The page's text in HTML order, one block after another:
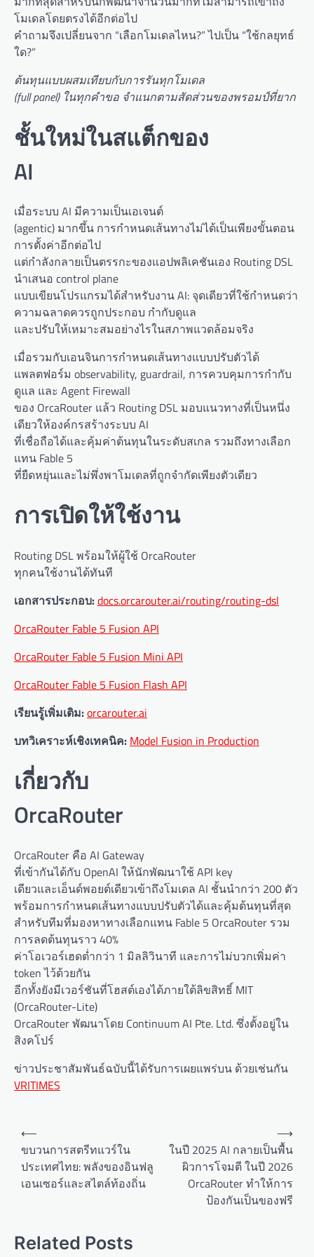
โมเดลโดยตรงได้อีกต่อไป
คำถามจึงเปลี่ยนจาก “เลือกโมเดลไหน?” ไปเป็น “ใช้กลยุทธ์
ใด?”
ต้นทุนแบบผสมเทียบกับการรันทุกโมเดล
(full panel) ในทุกคำขอ จำแนกตามสัดส่วนของพรอมป์ที่ยาก
ชั้นใหม่ในสแต็กของ
AI
เมื่อระบบ AI มีความเป็นเอเจนต์
(agentic) มากขึ้น การกำหนดเส้นทางไม่ได้เป็นเพียงขั้นตอน
การตั้งค่าอีกต่อไป
แต่กำลังกลายเป็นตรรกะของแอปพลิเคชันเอง Routing DSL
นำเสนอ control plane
แบบเขียนโปรแกรมได้สำหรับงาน AI: จุดเดียวที่ใช้กำหนดว่า
ความฉลาดควรถูกประกอบ กำกับดูแล
และปรับให้เหมาะสมอย่างไรในสภาพแวดล้อมจริง
เมื่อรวมกับเอนจินการกำหนดเส้นทางแบบปรับตัวได้
แพลตฟอร์ม observability, guardrail, การควบคุมการกำกับ
ดูแล และ Agent Firewall
ของ OrcaRouter แล้ว Routing DSL มอบแนวทางที่เป็นหนึ่ง
เดียวให้องค์กรสร้างระบบ AI
ที่เชื่อถือได้และคุ้มค่าต้นทุนในระดับสเกล รวมถึงทางเลือก
แทน Fable 5
ที่ยืดหยุ่นและไม่พึ่งพาโมเดลที่ถูกจำกัดเพียงตัวเดียว
การเปิดให้ใช้งาน
Routing DSL พร้อมให้ผู้ใช้ OrcaRouter
ทุกคนใช้งานได้ทันที
เอกสารประกอบ:docs.orcarouter.ai/routing/routing-dsl
OrcaRouter Fable 5 Fusion API
OrcaRouter Fable 5 Fusion Mini API
OrcaRouter Fable 5 Fusion Flash API
เรียนรู้เพิ่มเติม:orcarouter.ai
บทวิเคราะห์เชิงเทคนิค: Model Fusion in Production
เกี่ยวกับ
OrcaRouter
OrcaRouter คือ AI Gateway
ที่เข้ากันได้กับ OpenAI ให้นักพัฒนาใช้ API key
เดียวและเอ็นด์พอยต์เดียวเข้าถึงโมเดล AI ชั้นนำกว่า 200 ตัว
พร้อมการกำหนดเส้นทางแบบปรับตัวได้และคุ้มต้นทุนที่สุด
สำหรับทีมที่มองหาทางเลือกแทน Fable 5 OrcaRouter รวม
การลดต้นทุนราว 40%
ค่าโอเวอร์เฮดต่ำกว่า 1 มิลลิวินาที และการไม่บวกเพิ่มค่า
token ไว้ด้วยกัน
อีกทั้งยังมีเวอร์ชันที่โฮสต์เองได้ภายใต้ลิขสิทธิ์ MIT
(OrcaRouter-Lite)
OrcaRouter พัฒนาโดย Continuum AI Pte. Ltd. ซึ่งตั้งอยู่ใน
สิงคโปร์
ข่าวประชาสัมพันธ์ฉบับนี้ได้รับการเผยแพร่บน ด้วยเช่นกัน
VRITIMES
a
⟵
ขบวนการสตรีทแวร์ใน
ประเทศไทย: พลังของอินฟลู
เอนเซอร์และสไตล์ท้องถิ่น
ในปี 2025 AI กลายเป็นพื้น
ผิวการโจมตี ในปี 2026
OrcaRouter ทำให้การ
ป้องกันเป็นของฟรี
⟶
Related Posts